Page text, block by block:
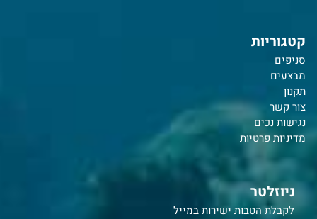
קטגוריות
סניפים
מבצעים
תקנון
צור קשר
נגישות נכים
מדיניות פרטיות
ניוזלטר
לקבלת הטבות ישירות במייל